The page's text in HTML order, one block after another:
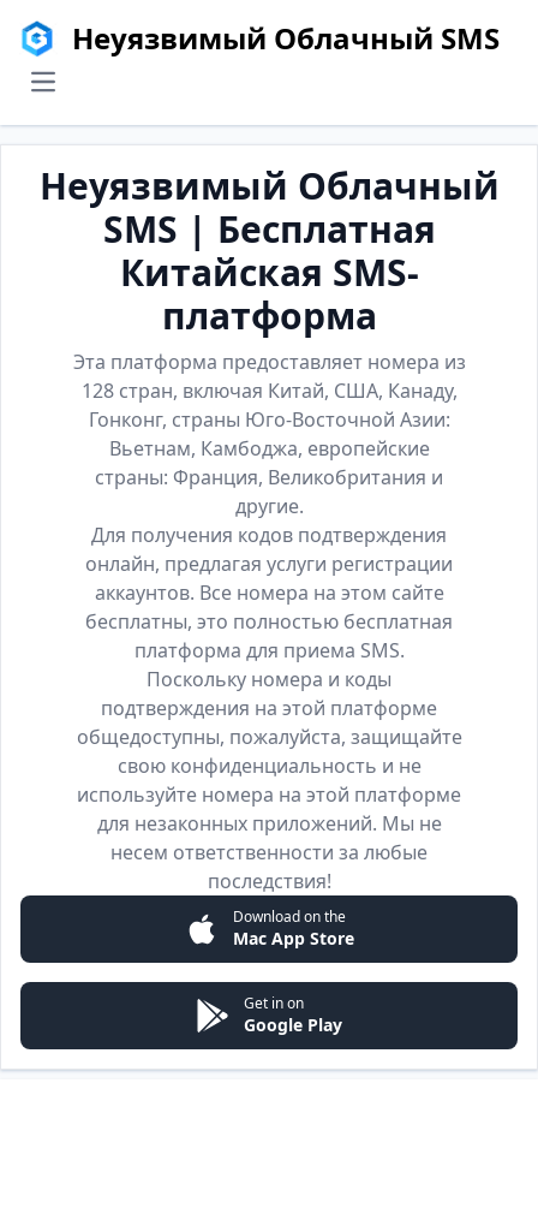
Неуязвимый Облачный SMS
menu
Неуязвимый Облачный
SMS | Бесплатная
Китайская SMS-
платформа
Эта платформа предоставляет номера из
128 стран, включая Китай, США, Канаду,
Гонконг, страны Юго-Восточной Азии:
Вьетнам, Камбоджа, европейские
страны: Франция, Великобритания и
другие.
Для получения кодов подтверждения
онлайн, предлагая услуги регистрации
аккаунтов. Все номера на этом сайте
бесплатны, это полностью бесплатная
платформа для приема SMS.
Поскольку номера и коды
подтверждения на этой платформе
общедоступны, пожалуйста, защищайте
свою конфиденциальность и не
используйте номера на этой платформе
для незаконных приложений. Мы не
несем ответственности за любые
последствия!
Download on the
Mac App Store
Get in on
Google Play